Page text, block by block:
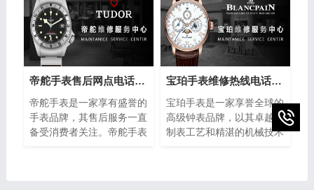
而闻名于世。然而，随着假
冒产品的泛滥，如何准确鉴
别美度手表的真伪成为许多
消费者关注的焦点。下面将
介绍一些简单而实用的方
法，帮助您分辨美度手表的
即使是最优质的手表也无法
避免出现故障或需要保养的
情况。在这种情况下，芝柏
手表维修售后部热线电话成
为了芝柏手表拥有者的救
星。
帝舵手表售后网点电话查询(全国服务网点查询方法)
帝舵手表是一家享有盛誉的
手表品牌，其售后服务一直
备受消费者关注。帝舵手表
宝珀手表维修热线电话(售后服务专线)
宝珀手表是一家享誉全球的
高级钟表品牌，以其卓越的
制表工艺和精湛的机械技术